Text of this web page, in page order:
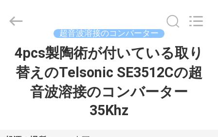
2026
Equipment
Co.,Ltd.
Reserved.
超音波溶接のコンバーター
4pcs製陶術が付いている取り
替えのTelsonic SE3512Cの超
音波溶接のコンバーター
35Khz